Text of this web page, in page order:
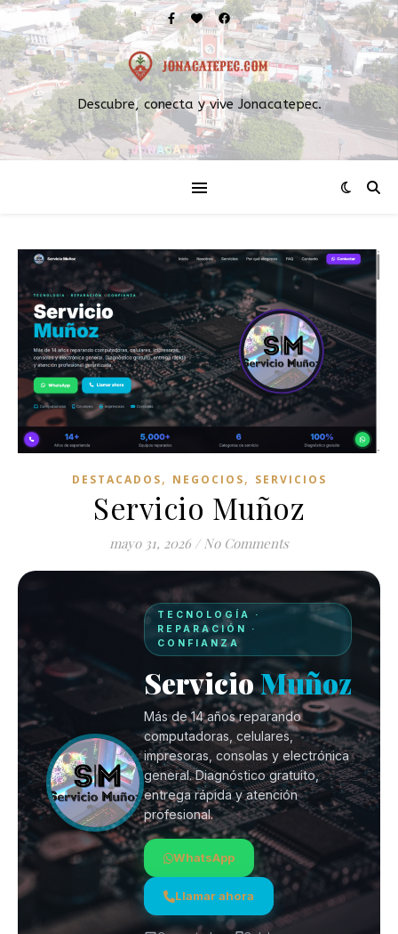
Descubre, conecta y vive Jonacatepec.
DESTACADOS, NEGOCIOS, SERVICIOS
Servicio Muñoz
mayo 31, 2026 / No Comments
TECNOLOGÍA ·
REPARACIÓN ·
CONFIANZA
ServicioMuñoz
Más de 14 años reparando
computadoras, celulares,
impresoras, consolas y electrónica
general. Diagnóstico gratuito,
entrega rápida y atención
profesional.
WhatsApp
Llamar ahora